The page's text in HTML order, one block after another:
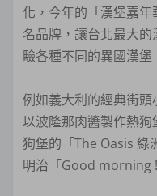
化，今年的「漢堡嘉
名品牌，讓台北最大
驗各種不同的異國漢堡
例如義大利的經典街
以波隆那肉醬製作熱
狗堡的「The Oasis 綠
明治「Good morning